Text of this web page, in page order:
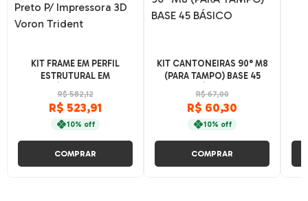
KIT FRAME EM PERFIL
ESTRUTURAL EM
ALUMÍNIO PRETO P/
IMPRESSORA 3D VORON
TRIDENT
R$ 582,12
R$ 523,91
10% off
COMPRAR
KIT CANTONEIRAS 90° M8
(PARA TAMPO) BASE 45
BÁSICO
R$ 67,00
R$ 60,30
10% off
COMPRAR